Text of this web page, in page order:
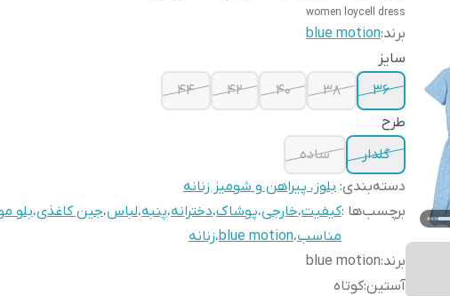
women loycell dress
برند:blue motion
سایز
36
38
40
42
44
طرح
گلدار
ساده
دسته‌بندی: بلوز، پیراهن و شومیز زنانه
برچسب‌ها :کیفیت،خارجی،پوشاک،دخترانه،پنبه،لباس،جین کاغذی،بلو
مناسب،blue motion،زنانه
برند:
blue motion
آستین:کوتاه